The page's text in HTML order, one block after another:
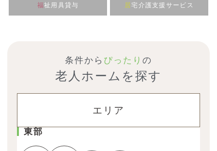
福祉用具貸与 居宅介護支援サービス
条件から ぴったり の
老人ホームを探す
エリア
東部